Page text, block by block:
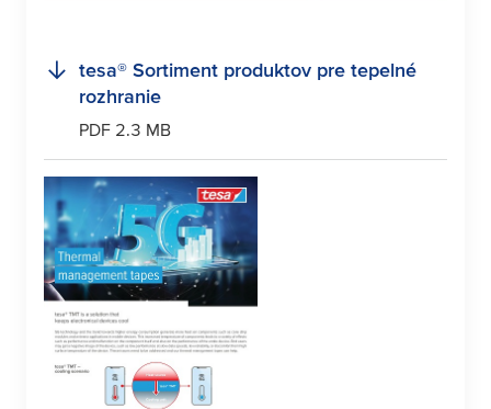
tesa® Sortiment produktov pre tepelné
rozhranie
PDF 2.3 MB